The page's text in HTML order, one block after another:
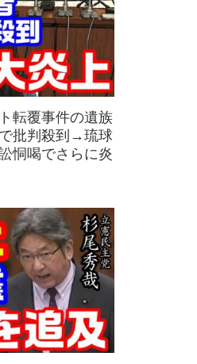
転覆事件の遺族
批判殺到→琉球
恫喝でさらに炎